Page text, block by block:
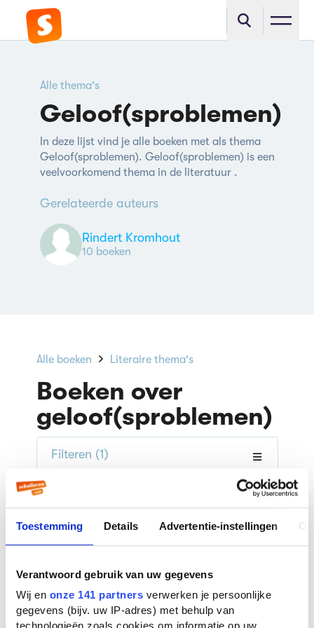
Toestemming Details Advertentie-instellingen
Verantwoord gebruik van uw gegevens
Wij en onze 141 partners verwerken je persoonlijke
gegevens (bijv. uw IP-adres) met behulp van
Alle thema's
Geloof(sproblemen)
In deze lijst vind je alle boeken met als thema
Geloof(sproblemen). Geloof(sproblemen) is een
veelvoorkomend thema in de literatuur .
Gerelateerde auteurs
Rindert Kromhout
10 boeken
Alle boeken Literaire thema's
Boeken over
geloof(sproblemen)
Filteren (1)
Sorteer op
Fred Pelt
1 verslag